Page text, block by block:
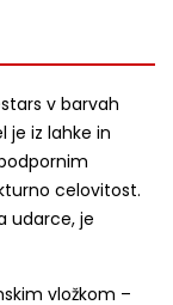
v barvah
je iz lahke in
celovitost.
udarce, je
vložkom –